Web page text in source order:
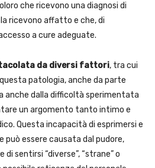
che ricevono una diagnosi di
ricevono affatto e che, di
a cure adeguate.
da diversi fattori, tra cui
patologia, anche da parte
anche dalla difficoltà sperimentata
un argomento tanto intimo e
Questa incapacità di esprimersi e
essere causata dal pudore,
di sentirsi “diverse”, “strane” o